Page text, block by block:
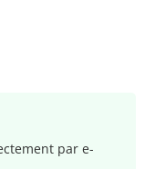
par e-